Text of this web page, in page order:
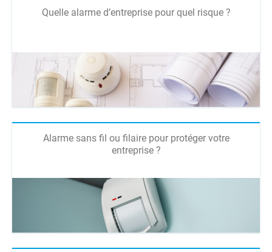
Quelle alarme d’entreprise pour quel risque ?
Alarme sans fil ou filaire pour protéger votre
entreprise ?